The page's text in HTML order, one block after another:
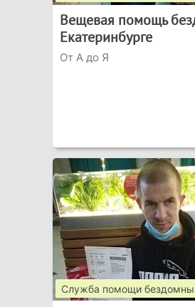
Вещевая помощь
Екатеринбурге
От А до Я
Служба помощи